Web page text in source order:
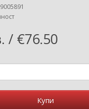
/ €76.50
Купи